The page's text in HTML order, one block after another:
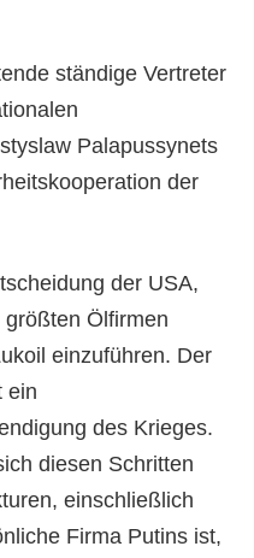
LEISTUNGEN
Abonnement
Fotobank
ständige Vertreter
Palapussynets
der
der USA,
Ölfirmen
einzuführen. Der
ein
des Krieges.
diesen Schritten
einschließlich
Firma Putins ist,